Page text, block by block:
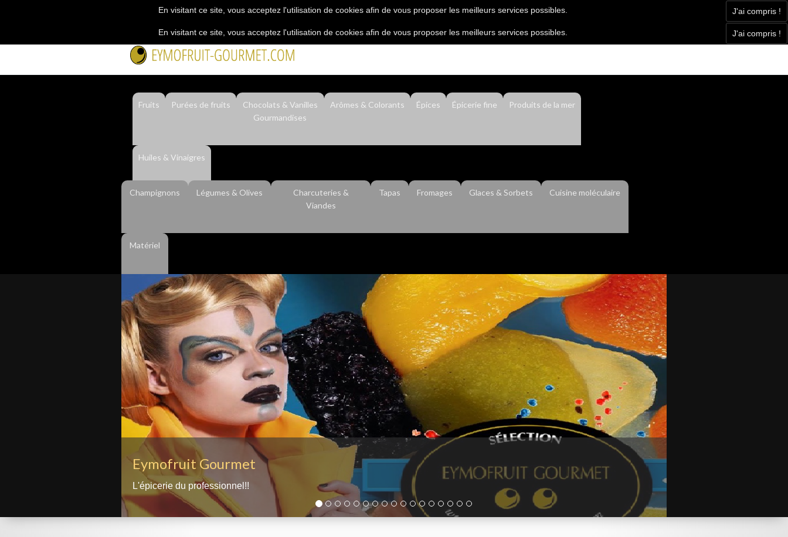
En visitant ce site, vous acceptez l'utilisation de cookies afin de vous proposer les meilleurs services possibles. J'ai compris !
En visitant ce site, vous acceptez l'utilisation de cookies afin de vous proposer les meilleurs services possibles. J'ai compris !
Fruits Purées de fruits
Chocolats & Vanilles
Gourmandises
Arômes & Colorants Épices Épicerie fine Produits de la mer
Huiles & Vinaigres
Champignons Légumes & Olives
Charcuteries &
Viandes
Tapas Fromages Glaces & Sorbets Cuisine moléculaire
Matériel
Eymofruit Gourmet
L'épicerie du professionnel!!